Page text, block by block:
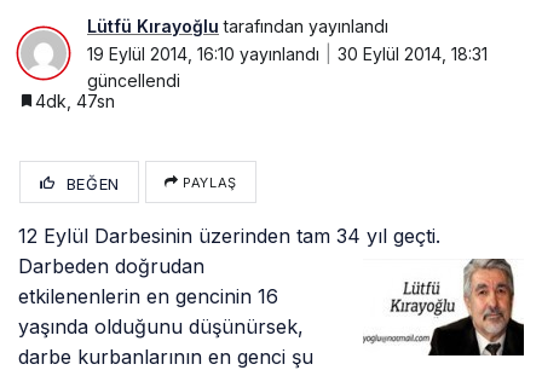
Lütfü Kırayoğlu tarafından yayınlandı
19 Eylül 2014, 16:10 yayınlandı
30 Eylül 2014, 18:31
güncellendi
4dk, 47sn
BEĞEN PAYLAŞ
12 Eylül Darbesinin üzerinden tam 34 yıl geçti.
Darbeden doğrudan
etkilenenlerin en gencinin 16
yaşında olduğunu düşünürsek,
darbe kurbanlarının en genci şu